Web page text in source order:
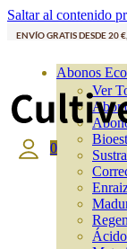
Saltar al contenido
ENVÍO GRATIS DESDE 20
Abonos Eco
Ver
0